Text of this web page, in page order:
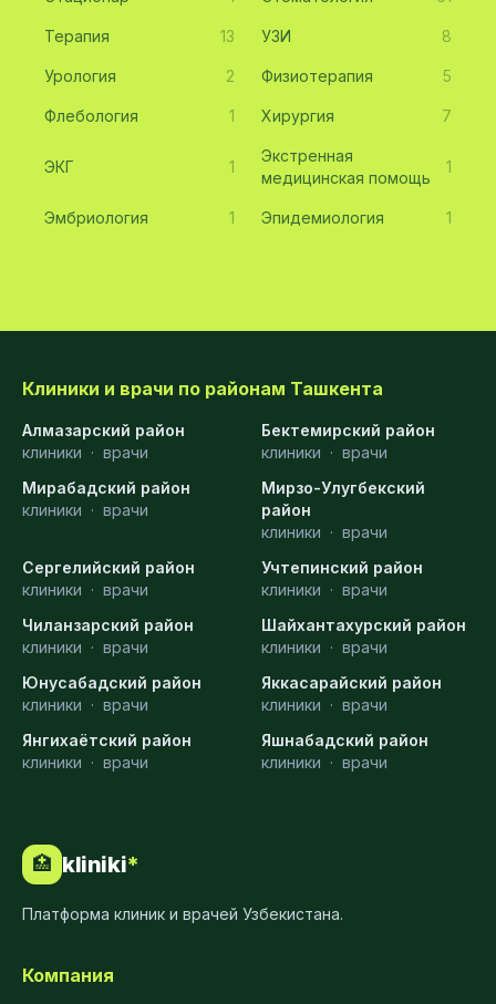
Терапия 13 УЗИ 8
Урология 2 Физиотерапия 5
Флебология 1 Хирургия 7
ЭКГ 1
Экстренная
медицинская помощь
1
Эмбриология 1 Эпидемиология 1
Клиники и врачи по районам Ташкента
Алмазарский район
клиники · врачи
Бектемирский район
клиники · врачи
Мирабадский район
клиники · врачи
Мирзо-Улугбекский
район
клиники · врачи
Сергелийский район
клиники · врачи
Учтепинский район
клиники · врачи
Чиланзарский район
клиники · врачи
Шайхантахурский район
клиники · врачи
Юнусабадский район
клиники · врачи
Яккасарайский район
клиники · врачи
Янгихаётский район
клиники · врачи
Яшнабадский район
клиники · врачи
🏥 kliniki*
Платформа клиник и врачей Узбекистана.
Компания